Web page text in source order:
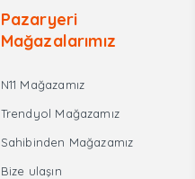
Pazaryeri
Mağazalarımız
N11 Mağazamız
Trendyol Mağazamız
Sahibinden Mağazamız
Bize ulaşın